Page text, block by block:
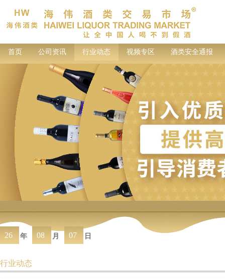
首页 公司资讯 行业动态 视频专区 酒类安全通报
26 年 08 月 07 日
行业动态